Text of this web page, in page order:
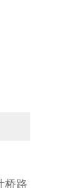
桥路